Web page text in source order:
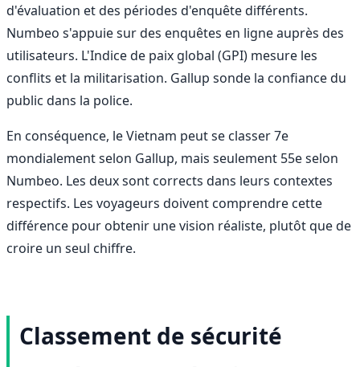
d'évaluation et des périodes d'enquête différents.
Numbeo s'appuie sur des enquêtes en ligne auprès des
utilisateurs. L'Indice de paix global (GPI) mesure les
conflits et la militarisation. Gallup sonde la confiance du
public dans la police.
En conséquence, le Vietnam peut se classer 7e
mondialement selon Gallup, mais seulement 55e selon
Numbeo. Les deux sont corrects dans leurs contextes
respectifs. Les voyageurs doivent comprendre cette
différence pour obtenir une vision réaliste, plutôt que de
croire un seul chiffre.
Classement de sécurité